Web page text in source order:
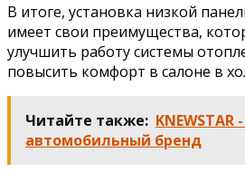
В итоге, установка низкой
имеет свои преимущества,
улучшить работу системы
повысить комфорт в салоне в
Читайте также: KNEWSTAR
автомобильный бренд